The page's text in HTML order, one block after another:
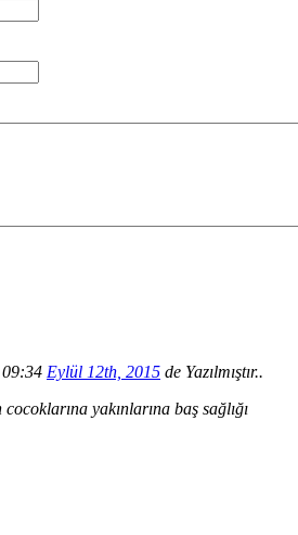
Eylül 12th, 2015 de Yazılmıştır..
yakınlarına baş sağlığı